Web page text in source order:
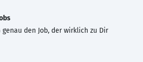
genau den Job, der wirklich zu Dir